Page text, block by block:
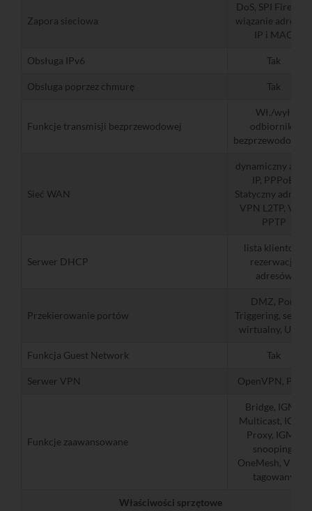
Zapora sieciowa
DoS, SPI Firewall,
wiązanie adresów
IP i MAC
Obsługa IPv6 Tak
Obsluga poprzez chmurę Tak
Funkcje transmisji bezprzewodowej
Wł./wył.
odbiornika
Sieć WAN
dynamiczny adres
IP, PPPoE,
Statyczny adres
VPN L2TP, VPN
PPTP
Serwer DHCP
lista klientów,
rezerwacja
adresów
Przekierowanie portów
DMZ, Port
Triggering, serwer
wirtualny, UPnP
Funkcja Guest Network Tak
Serwer VPN OpenVPN, PPTP
Funkcje zaawansowane
Bridge, IGMP
Multicast, IGMP
Proxy, IGMP
snooping,
OneMesh, VLAN
tagowany
Właściwości sprzętowe